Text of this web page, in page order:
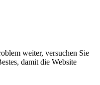
weiter, versuchen Sie
damit die Website